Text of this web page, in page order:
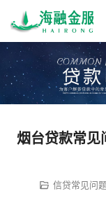
烟台贷款常见
信贷常见问